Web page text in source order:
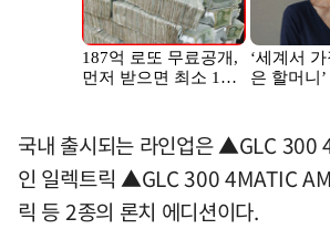
국내 출시되는 라인업은 ▲GLC 300
인 일렉트릭 ▲GLC 300 4MATIC
릭 등 2종의 론치 에디션이다.